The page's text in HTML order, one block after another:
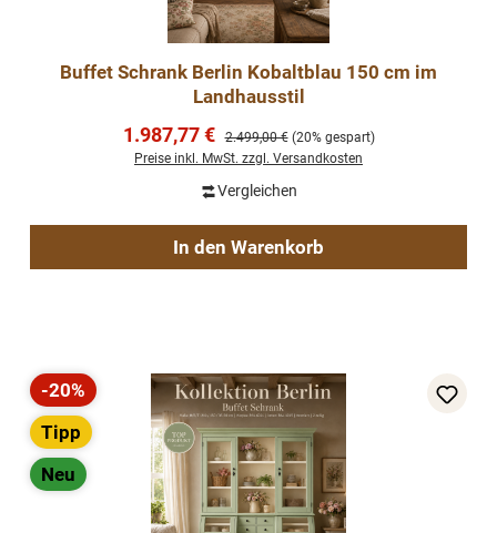
Buffet Schrank Berlin Kobaltblau 150 cm im
Landhausstil
Verkaufspreis:
1.987,77 € Regulärer Preis:
2.499,00 € (20% gespart)
Preise inkl. MwSt. zzgl. Versandkosten
Vergleichen
In den Warenkorb
Rabatt
-20%
Tipp
Neu